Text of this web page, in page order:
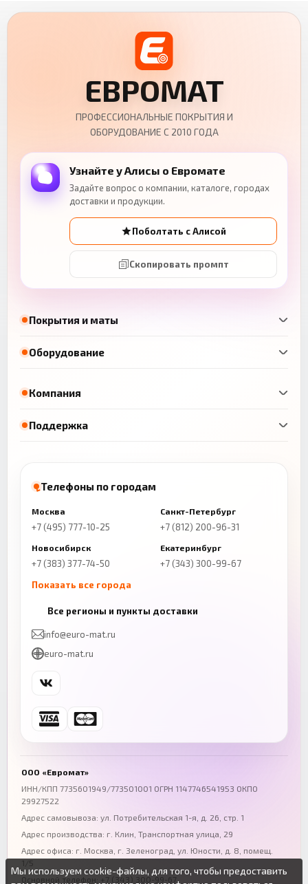
Покрытия и маты
Оборудование
ЕВРОМАТ
ПРОФЕССИОНАЛЬНЫЕ ПОКРЫТИЯ И
ОБОРУДОВАНИЕ С 2010 ГОДА
Узнайте у Алисы о Евромате
Задайте вопрос о компании, каталоге, городах
доставки и продукции.
Поболтать с Алисой
Скопировать промпт
Компания
Поддержка
Телефоны по городам
Москва
+7 (495) 777-10-25
Санкт-Петербург
+7 (812) 200-96-31
Новосибирск
+7 (383) 377-74-50
Екатеринбург
+7 (343) 300-99-67
Показать все города
+7 (843) 206-01-30
Челябинск
+7 (343) 300-99-67
Ростов-на-Дону
+7 (863) 333-50-75
Волгоград
+7 (844) 261-36-12
Омск
Все регионы и пункты доставки
info@euro-mat.ru
euro-mat.ru
ООО «Евромат»
ИНН/КПП 7735601949/773501001 ОГРН 1147746541953 ОКПО
29927522
Адрес самовывоза: ул. Потребительская 1-я, д. 26, стр. 1
Адрес производства: г. Клин, Транспортная улица, 29
Адрес офиса: г. Москва, г. Зеленоград ул. Юности, д. 8, помещ.
1/5
Основной телефон:
+7 (343) 300-99-67
Мы используем cookie-файлы, для того, чтобы предоставить